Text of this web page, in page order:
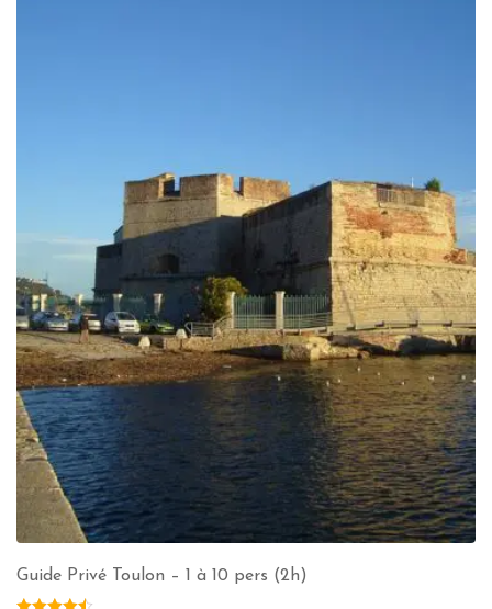
Guide Privé Toulon – 1 à 10 pers (2h)